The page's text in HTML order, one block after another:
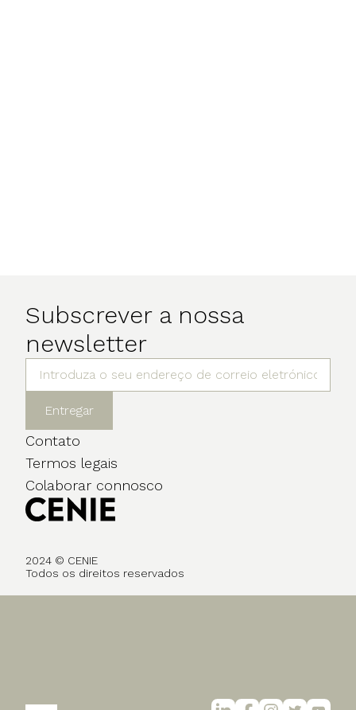
Subscrever a nossa
newsletter
Entregar
Contato
Termos legais
Colaborar connosco
2024 © CENIE
Todos os direitos reservados